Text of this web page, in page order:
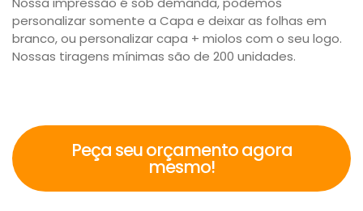
personalizar somente a Capa e deixar as folhas em
branco, ou personalizar capa + miolos com o seu logo.
Nossas tiragens mínimas são de 200 unidades.
Peça seu orçamento agora
mesmo!